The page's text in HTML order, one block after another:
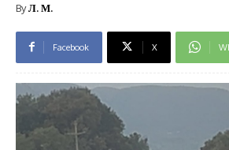
ByЛ. М.
Facebook X